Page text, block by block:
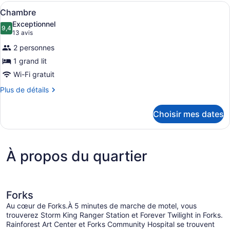
grands
Afficher
toutes
les
photos
pour
ce
type
de
Une chambre d’hôtel avec un
4
Chambre
9,49,4 sur 10
Exceptionnel
13 avis
(13 avis)
2 personnes
1 grand lit
Wi-Fi gratuit
Plus de détails
Plus
Chambre
Choisir mes dates
À propos du quartier
Forks
Au cœur de Forks.À 5 minutes de marche de motel, vous
trouverez Storm King Ranger Station et Forever Twilight in Forks.
Rainforest Art Center et Forks Community Hospital se trouvent